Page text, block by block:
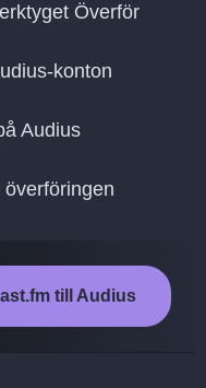
Överför
konton
Audius
till Audius